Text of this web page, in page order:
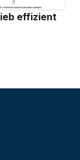
effizient